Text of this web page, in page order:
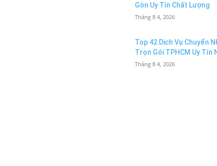
Gòn Uy Tín Chất Lượng
Tháng 8 4, 2026
Top 42 Dịch Vụ Chuyển
Trọn Gói TPHCM Uy Tín
Tháng 8 4, 2026